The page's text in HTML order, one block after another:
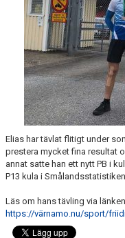
Elias har tävlat flitigt under
prestera mycket fina resultat
annat satte han ett nytt PB i
P13 kula i
Läs om hans tävling via länken
https://värnamo.nu/sport/